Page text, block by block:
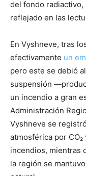
del fondo
reflejado en las
En Vyshneve, tras
efectivamente un
pero este se debió
suspensión
un incendio a gran
Administración
Vyshneve se
atmosférica por
incendios, mientras
la región se